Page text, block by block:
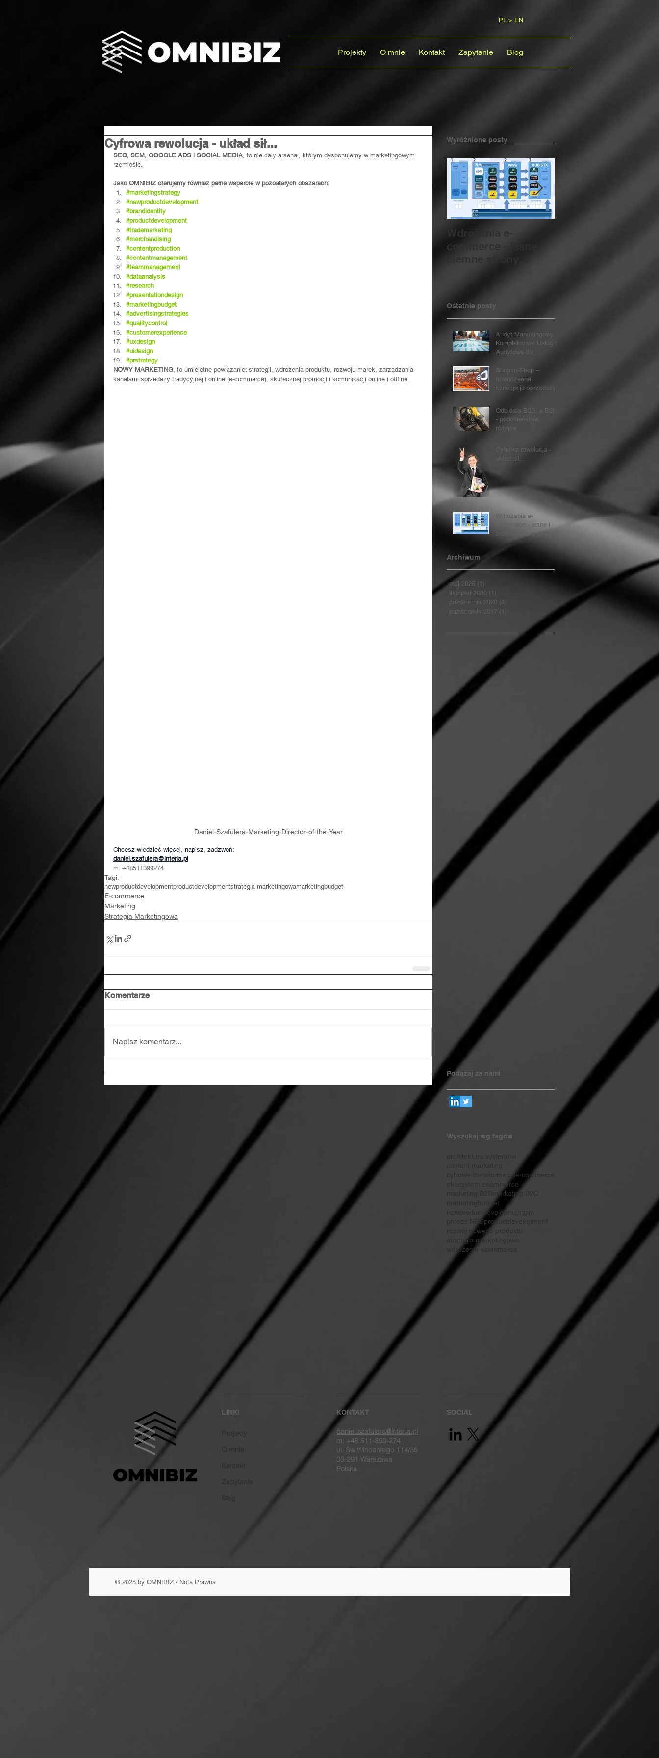
PL > EN
Projekty O mnie Kontakt Zapytanie Blog
Cyfrowa rewolucja - układ sił...
SEO, SEM, GOOGLE ADS i SOCIAL MEDIA, to nie cały arsenał, którym dysponujemy w marketingowym
rzemiośle.
Jako OMNIBIZ oferujemy również pełne wsparcie w pozostałych obszarach:
#marketingstrategy
#newproductdevelopment
#brandidentity
#productdevelopment
#trademarketing
#merchandising
#contentproduction
#contentmanagement
#teammanagement
#dataanalysis
#research
#presentationdesign
#marketingbudget
#advertisingstrategies
#qualitycontrol
#customerexperience
#uxdesign
#uidesign
#prstrategy
NOWY MARKETING, to umiejętne powiązanie: strategii, wdrożenia produktu, rozwoju marek, zarządzania
kanałami sprzedaży tradycyjnej i online (e-commerce), skutecznej promocji i komunikacji online i offline.
Daniel-Szafulera-Marketing-Director-of-the-Year
Chcesz wiedzieć więcej, napisz, zadzwoń:
daniel.szafulera@interia.pl
m: +48511399274
Tagi:
newproductdevelopmentproductdevelopmentstrategia marketingowamarketingbudget
E-commerce
Marketing
Strategia Marketingowa
Komentarze
Napisz komentarz...
Wyróżnione posty
Wdrożenia e-
commerce - jasne i
Ostatnie posty
Audyt Marketingowy:
Kompleksowe Usługi
Audytowe dla
Shop-in-Shop –
nowoczesna
koncepcja sprzedaży
Odbiorca B2B, a B2C
- podobieństwa,
różnice
Cyfrowa rewolucja -
układ sił...
Wdrożenia e-
commerce - jasne i
ciemne strony procesu
zmian...
Archiwum
maj 2026 (1)
listopad 2020 (1)
październik 2020 (4)
październik 2017 (1)
Podążaj za nami
Wyszukaj wg tagów
cyfrowa transformacjae-commerce
ekosystem ecommerce
marketing B2C
marketingbudget
newproductdevelopment
proces NPDproductdevelopment
rozwój nowego produktu
strategia marketingowa
wdrożenia ecommerce
LINKI KONTAKT
daniel.szafulera@interia.pl
m: +48 511-399-274
ul. Św.Wincentego 114/35
03-291 Warszawa
Polska
SOCIAL
© 2025 by OMNIBIZ / Nota Prawna